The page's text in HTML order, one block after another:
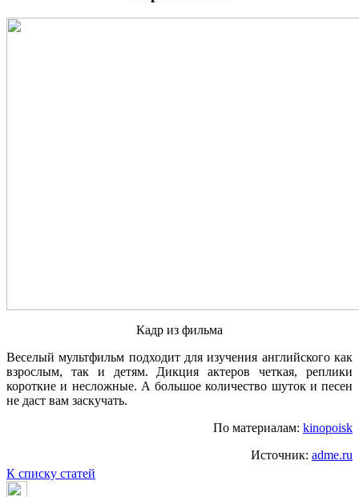
Кадр из фильма
Веселый мультфильм подходит для изучения английского как
взрослым, так и детям. Дикция актеров четкая, реплики
короткие и несложные. А большое количество шуток и песен
не даст вам заскучать.
По материалам: kinopoisk
Источник: adme.ru
К списку статей